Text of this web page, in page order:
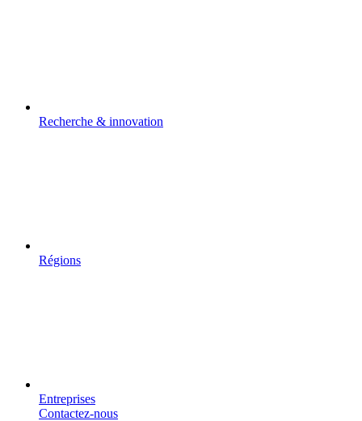
Recherche & innovation
Régions
Entreprises
Contactez-nous